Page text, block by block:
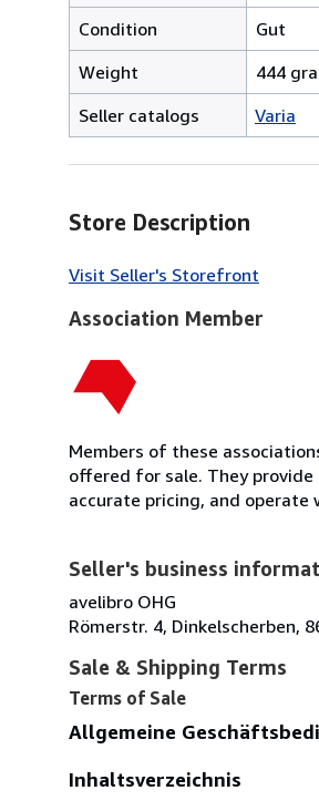
Condition
Gut
Weight
444
Seller catalogs
Varia
Store Description
Visit Seller's Storefront
Association Member
Members of these
offered for sale. They
accurate pricing, and operate
Seller's business
avelibro OHG
Römerstr. 4, Dinkelscherben,
Sale & Shipping Terms
Terms of Sale
Allgemeine
Inhaltsverzeichnis